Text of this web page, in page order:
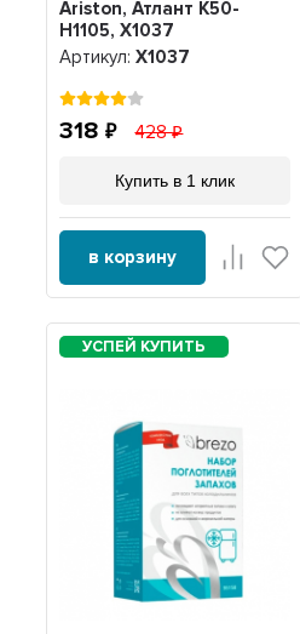
Ariston, Атлант K50-
H1105, Х1037
Артикул:Х1037
318 428
Купить в 1 клик
в корзину